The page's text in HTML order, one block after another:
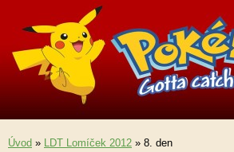
Úvod » LDT Lomíček 2012 » 8. den